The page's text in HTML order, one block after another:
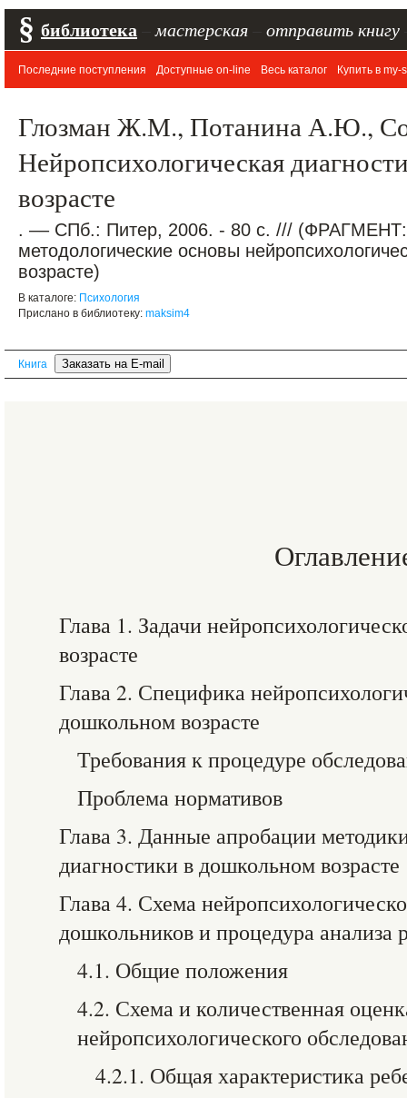
§ библиотека мастерская отправить книгу
Последние поступления Доступные on-line Весь каталог Купить в my-
Глозман Ж.М., Потанина А.Ю.,
Нейропсихологическая
возрасте
. –– СПб.: Питер, 2006. - 80 с. /// (ФРАГМЕНТ:
методологические основы
возрасте)
В каталоге: Психология
Прислано в библиотеку: maksim4
Книга
Глава 1. Задачи
возрасте
Глава 2. Специфика
дошкольном возрасте
Требования к процедуре
Проблема нормативов
Глава 3. Данные апробации
диагностики в дошкольном возрасте
Глава 4. Схема
дошкольников и процедура анализа
4.1. Общие положения
4.2. Схема и количественная
нейропсихологического
4.2.1. Общая характеристика